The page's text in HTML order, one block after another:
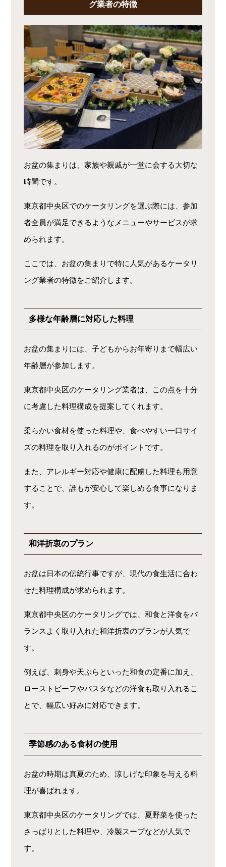
グ業者の特徴
お盆の集まりは、家族や親戚が一堂に会する大切な
時間です。
東京都中央区でのケータリングを選ぶ際には、参加
者全員が満足できるようなメニューやサービスが求
められます。
ここでは、お盆の集まりで特に人気があるケータリ
ング業者の特徴をご紹介します。
多様な年齢層に対応した料理
お盆の集まりには、子どもからお年寄りまで幅広い
年齢層が参加します。
東京都中央区のケータリング業者は、この点を十分
に考慮した料理構成を提案してくれます。
柔らかい食材を使った料理や、食べやすい一口サイ
ズの料理を取り入れるのがポイントです。
また、アレルギー対応や健康に配慮した料理も用意
することで、誰もが安心して楽しめる食事になりま
す。
和洋折衷のプラン
お盆は日本の伝統行事ですが、現代の食生活に合わ
せた料理構成が求められます。
東京都中央区のケータリングでは、和食と洋食をバ
ランスよく取り入れた和洋折衷のプランが人気で
す。
例えば、刺身や天ぷらといった和食の定番に加え、
ローストビーフやパスタなどの洋食も取り入れるこ
とで、幅広い好みに対応できます。
季節感のある食材の使用
お盆の時期は真夏のため、涼しげな印象を与える料
理が喜ばれます。
東京都中央区のケータリングでは、夏野菜を使った
さっぱりとした料理や、冷製スープなどが人気で
す。